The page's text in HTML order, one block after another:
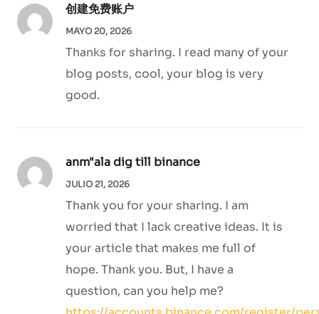
创建免费账户
MAYO 20, 2026
Thanks for sharing. I read many of your
blog posts, cool, your blog is very
good.
anm"ala dig till binance
JULIO 21, 2026
Thank you for your sharing. I am
worried that I lack creative ideas. It is
your article that makes me full of
hope. Thank you. But, I have a
question, can you help me?